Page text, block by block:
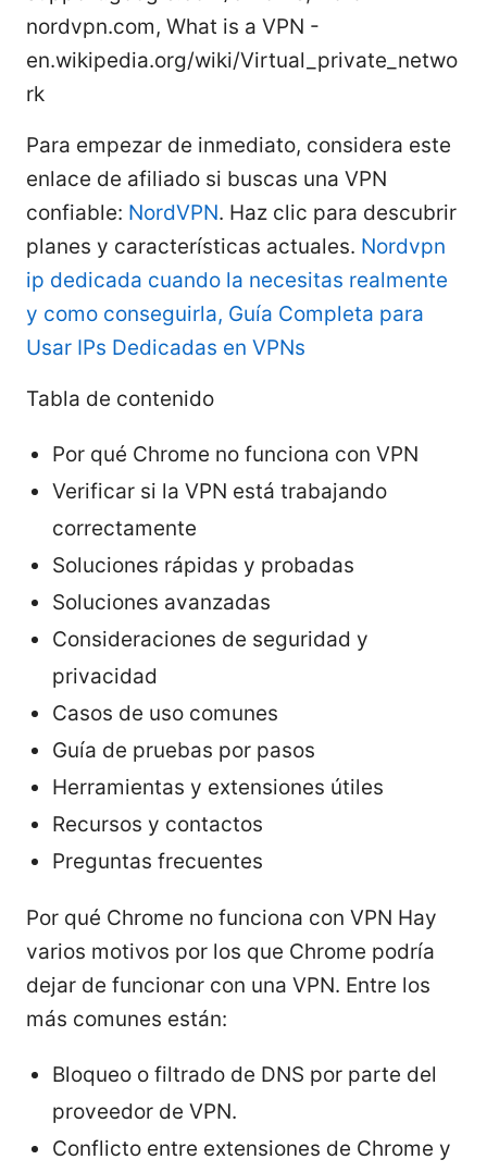
nordvpn.com, What is a VPN -
en.wikipedia.org/wiki/Virtual_private_netwo
rk
Para empezar de inmediato, considera este
enlace de afiliado si buscas una VPN
confiable: NordVPN. Haz clic para descubrir
planes y características actuales. Nordvpn
ip dedicada cuando la necesitas realmente
y como conseguirla, Guía Completa para
Usar IPs Dedicadas en VPNs
Tabla de contenido
Por qué Chrome no funciona con VPN
Verificar si la VPN está trabajando
correctamente
Soluciones rápidas y probadas
Soluciones avanzadas
Consideraciones de seguridad y
privacidad
Casos de uso comunes
Guía de pruebas por pasos
Herramientas y extensiones útiles
Recursos y contactos
Preguntas frecuentes
Por qué Chrome no funciona con VPN Hay
varios motivos por los que Chrome podría
dejar de funcionar con una VPN. Entre los
más comunes están:
Bloqueo o filtrado de DNS por parte del
proveedor de VPN.
Conflicto entre extensiones de Chrome y